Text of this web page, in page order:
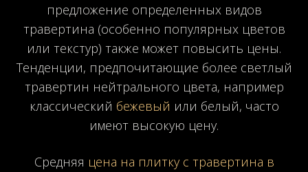
предложение определенных видов
травертина (особенно популярных цветов
или текстур) также может повысить цены.
Тенденции, предпочитающие более светлый
травертин нейтрального цвета, например
классический бежевый или белый, часто
имеют высокую цену.
Средняя цена на плитку с травертина в